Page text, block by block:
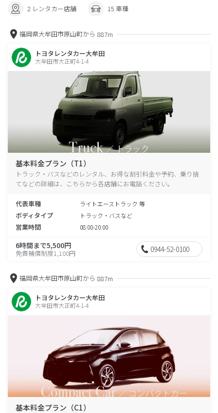
2 レンタカー店舗 15 車種
福岡県大牟田市原山町から 887m
トヨタレンタカー大牟田
大牟田市大正町4-1-4
基本料金プラン（T1）
トラック・バスなどのレンタル、お得な割引料金や予約、乗り捨
てなどの詳細は、こちらから各店舗にお電話ください。
代表車種 ライトエーストラック 等
ボディタイプ トラック・バスなど
営業時間 08:00-20:00
6時間まで5,500円
免責補償制度1,100円 0944-52-0100
福岡県大牟田市原山町から 887m
トヨタレンタカー大牟田
大牟田市大正町4-1-4
基本料金プラン（C1）